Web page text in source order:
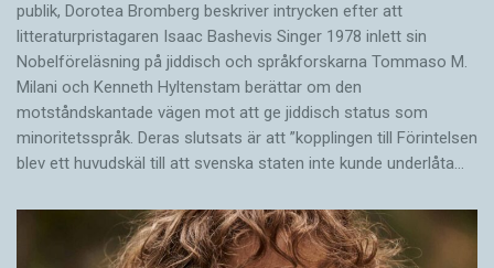
publik, Dorotea Bromberg beskriver intrycken efter att
litteraturpristagaren Isaac Bashevis Singer 1978 inlett sin
Nobelföreläsning på jiddisch och språkforskarna Tommaso M.
Milani och Kenneth Hyltenstam berättar om den
motståndskantade vägen mot att ge jiddisch status som
minoritetsspråk. Deras slutsats är att ”kopplingen till Förintelsen
blev ett huvud­skäl till att svenska staten inte kunde underlåta…